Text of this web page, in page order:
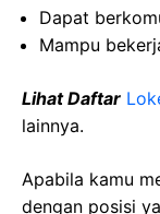
Dapat
Mampu
Lihat Daftar
lainnya.
Apabila kamu
dengan posisi